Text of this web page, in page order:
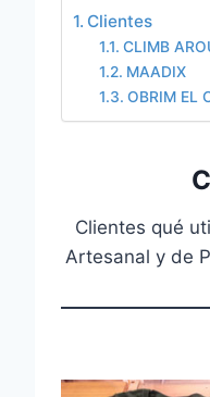
Clientes
CLIMB
MAADIX
OBRIM EL
Clientes qué
Artesanal y de